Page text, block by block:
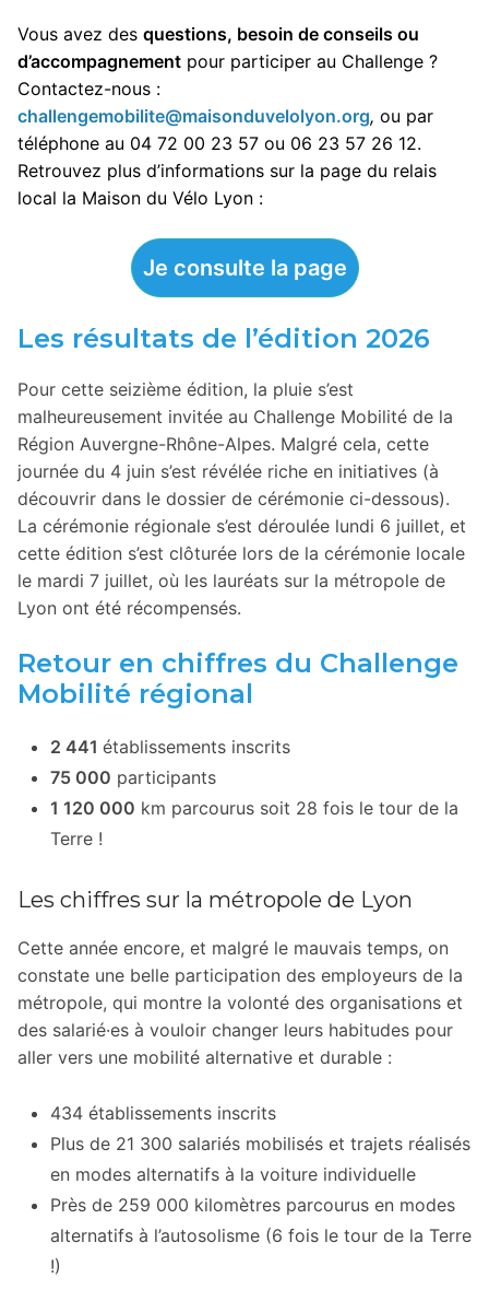
Vous avez des questions, besoin de conseils ou
d’accompagnement pour participer au Challenge ?
Contactez-nous :
challengemobilite@maisonduvelolyon.org, ou par
téléphone au 04 72 00 23 57 ou 06 23 57 26 12.
Retrouvez plus d’informations sur la page du relais
local la Maison du Vélo Lyon :
Je consulte la page
Les résultats de l’édition 2026
Pour cette seizième édition, la pluie s’est
malheureusement invitée au Challenge Mobilité de la
Région Auvergne-Rhône-Alpes. Malgré cela, cette
journée du 4 juin s’est révélée riche en initiatives (à
découvrir dans le dossier de cérémonie ci-dessous).
La cérémonie régionale s’est déroulée lundi 6 juillet, et
cette édition s’est clôturée lors de la cérémonie locale
le mardi 7 juillet, où les lauréats sur la métropole de
Lyon ont été récompensés.
Retour en chiffres du Challenge
Mobilité régional
2 441 établissements inscrits
75 000 participants
1 120 000 km parcourus soit 28 fois le tour de la
Terre !
Les chiffres sur la métropole de Lyon
Cette année encore, et malgré le mauvais temps, on
constate une belle participation des employeurs de la
métropole, qui montre la volonté des organisations et
des salarié·es à vouloir changer leurs habitudes pour
aller vers une mobilité alternative et durable :
434 établissements inscrits
Plus de 21 300 salariés mobilisés et trajets réalisés
en modes alternatifs à la voiture individuelle
Près de 259 000 kilomètres parcourus en modes
alternatifs à l’autosolisme (6 fois le tour de la Terre
!)